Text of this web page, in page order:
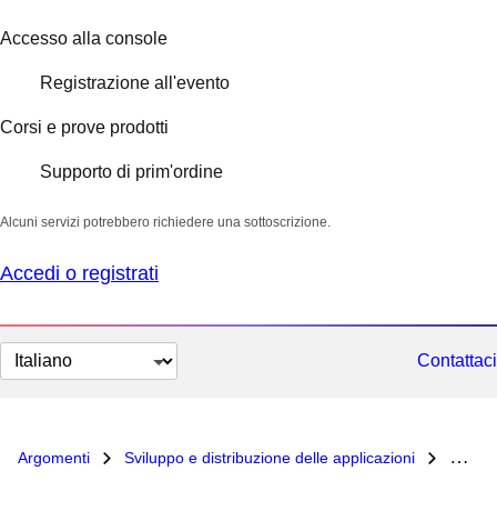
Accesso alla console
Registrazione all'evento
Corsi e prove prodotti
Supporto di prim'ordine
Alcuni servizi potrebbero richiedere una sottoscrizione.
Accedi o registrati
Cambia
lingua
Contattaci
Argomenti Sviluppo e distribuzione delle applicazioni